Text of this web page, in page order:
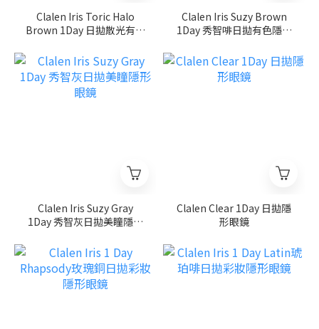
Clalen Iris Toric Halo
Brown 1Day 日拋散光有色
Clalen Iris Suzy Brown
1Day 秀智啡日拋有色隱形
Clalen Iris Suzy Gray
1Day 秀智灰日拋美瞳隱形
Clalen Clear 1Day 日拋隱
形眼鏡